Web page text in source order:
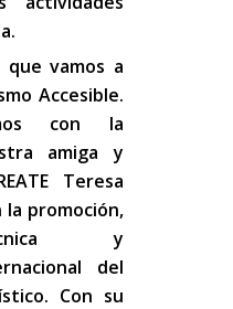
vamos a
Accesible.
con la
amiga y
Teresa
la promoción,
y
del
Con su